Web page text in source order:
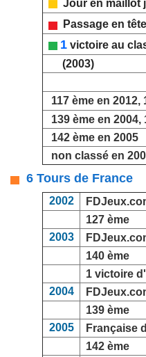
Jour en maillot
Passage en
1 victoire au
(2003)
117 ème en 2012,
139 ème en 2004,
142 ème en 2005
non classé en
6 Tours de France
2002
127 ème
2003
140 ème
1 victoire
2004
139 ème
2005
Française
142 ème